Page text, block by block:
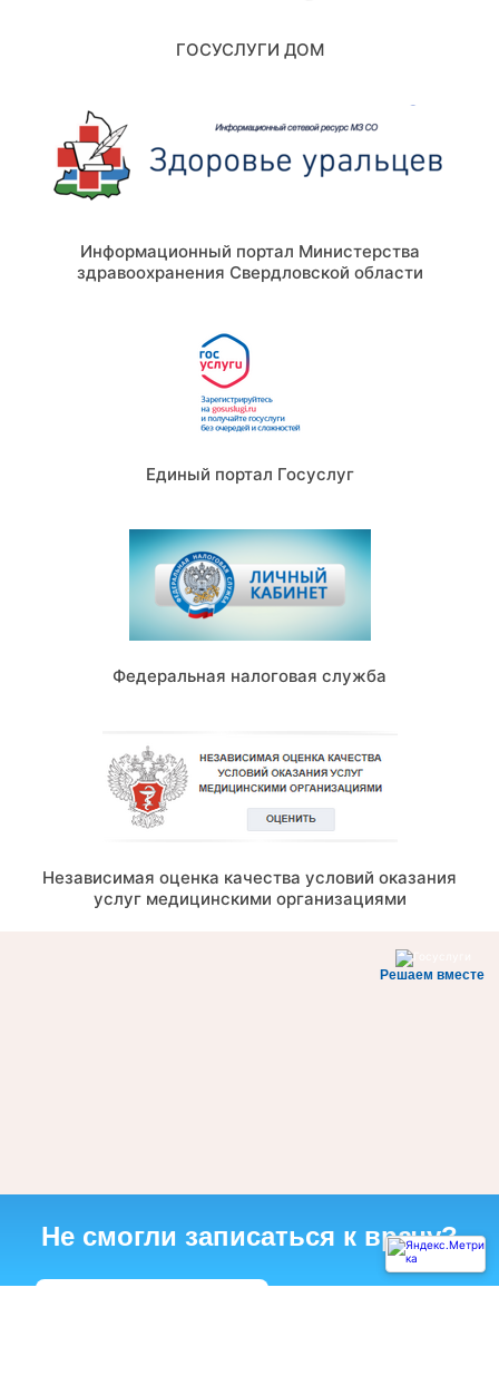
ГОСУСЛУГИ ДОМ
Информационный портал Министерства
здравоохранения Свердловской области
Единый портал Госуслуг
Федеральная налоговая служба
Независимая оценка качества условий оказания
услуг медицинскими организациями
Решаем вместе
Не смогли записаться к врачу?